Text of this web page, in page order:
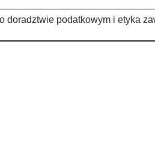
doradztwie podatkowym i etyka